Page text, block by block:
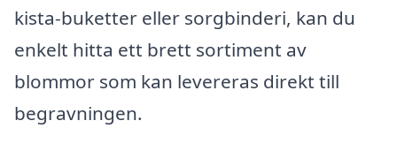
kista-buketter eller sorgbinderi, kan du
enkelt hitta ett brett sortiment av
blommor som kan levereras direkt till
begravningen.